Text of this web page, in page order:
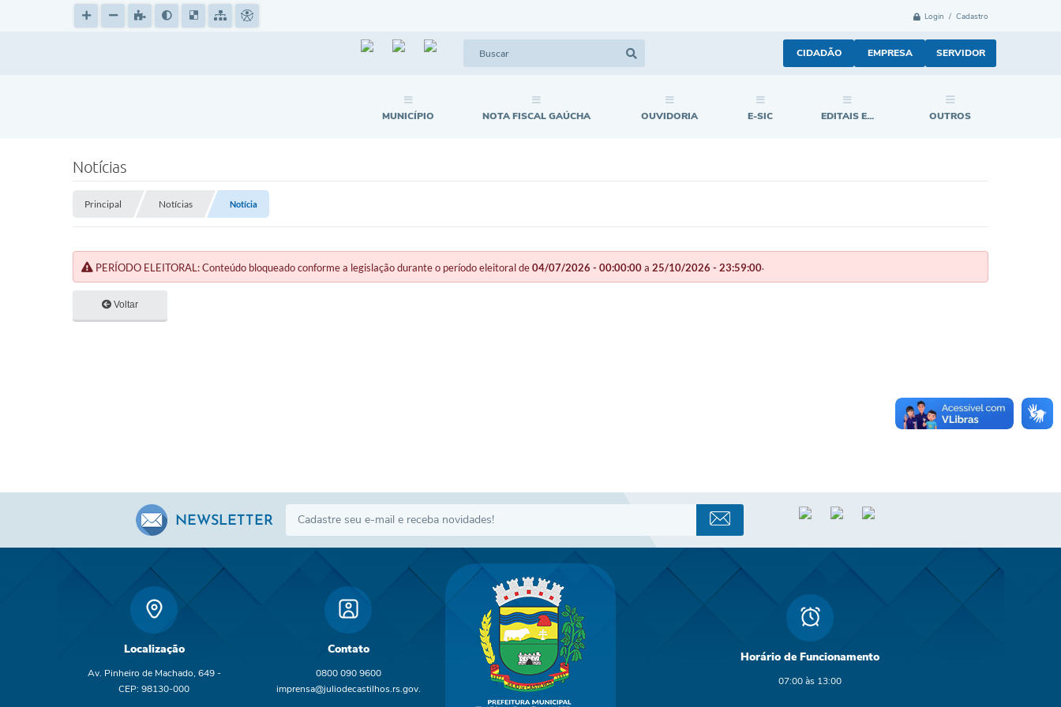
Login / Cadastro
CIDADÃO EMPRESA SERVIDOR
MUNICÍPIO NOTA FISCAL GAÚCHA OUVIDORIA E-SIC EDITAIS E... OUTROS
Notícias
Principal Notícias Notícia
PERÍODO ELEITORAL: Conteúdo bloqueado conforme a legislação durante o período eleitoral de04/07/2026 - 00:00:00a 25/10/2026 - 23:59:00.
Voltar
NEWSLETTER
Localização
Av. Pinheiro de Machado, 649 -
CEP: 98130-000
Contato
0800 090 9600
imprensa@juliodecastilhos.rs.gov.
Horário de Funcionamento
07:00 às 13:00